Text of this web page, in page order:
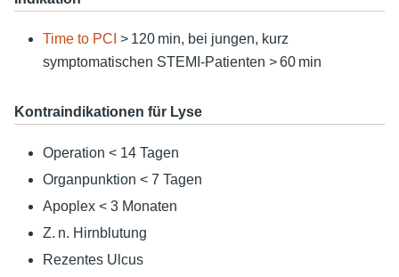
Time to PCI > 120 min, bei jungen, kurz
symptomatischen STEMI-Patienten > 60 min
Kontraindikationen für Lyse
Operation < 14 Tagen
Organpunktion < 7 Tagen
Apoplex < 3 Monaten
Z. n. Hirnblutung
Rezentes Ulcus